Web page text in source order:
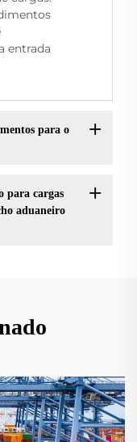
entrada
para o
para cargas
aduaneiro